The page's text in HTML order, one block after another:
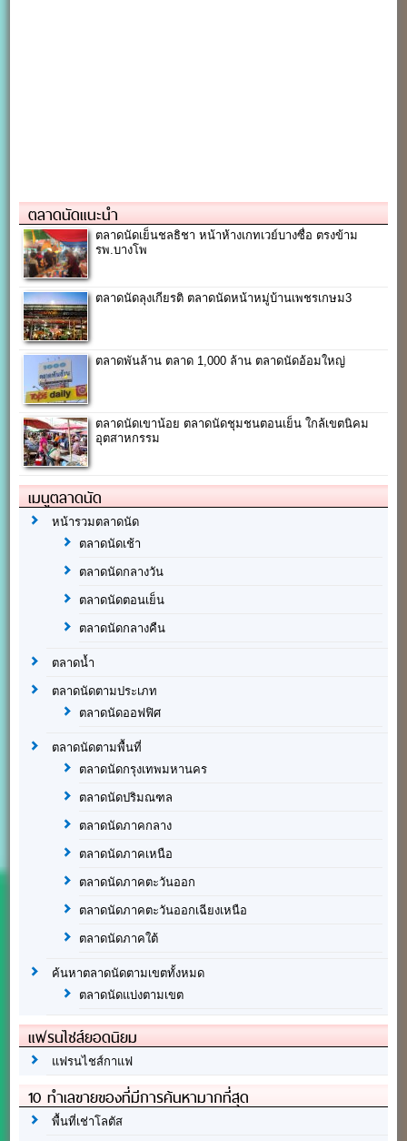
ตลาดนัดแนะนำ
ตลาดนัดเย็นชลธิชา หน้าห้างเกทเวย์บางซื่อ ตรงข้าม
รพ.บางโพ
ตลาดนัดลุงเกียรติ ตลาดนัดหน้าหมู่บ้านเพชรเกษม3
ตลาดพันล้าน ตลาด 1,000 ล้าน ตลาดนัดอ้อมใหญ่
ตลาดนัดเขาน้อย ตลาดนัดชุมชนตอนเย็น ใกล้เขตนิคม
อุตสาหกรรม
เมนูตลาดนัด
หน้ารวมตลาดนัด
ตลาดนัดเช้า
ตลาดนัดกลางวัน
ตลาดนัดตอนเย็น
ตลาดนัดกลางคืน
ตลาดน้ำ
ตลาดนัดตามประเภท
ตลาดนัดออฟฟิศ
ตลาดนัดตามพื้นที่
ตลาดนัดกรุงเทพมหานคร
ตลาดนัดปริมณฑล
ตลาดนัดภาคกลาง
ตลาดนัดภาคเหนือ
ตลาดนัดภาคตะวันออก
ตลาดนัดภาคตะวันออกเฉียงเหนือ
ตลาดนัดภาคใต้
ค้นหาตลาดนัดตามเขตทั้งหมด
ตลาดนัดแบ่งตามเขต
แฟรนไชส์ยอดนิยม
แฟรนไชส์กาแฟ
10 ทำเลขายของที่มีการค้นหามากที่สุด
พื้นที่เช่าโลตัส